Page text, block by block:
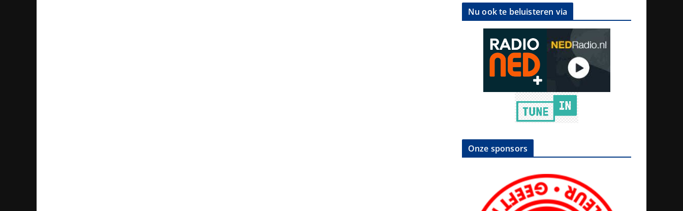
Nu ook te beluisteren via
Onze sponsors